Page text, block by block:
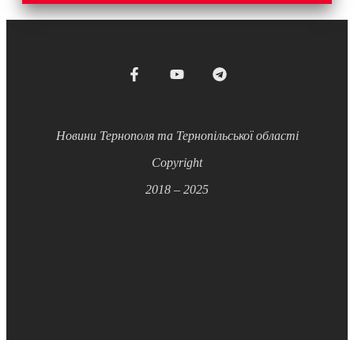
Новини Тернополя та Тернопільської області
Copyright
2018 – 2025